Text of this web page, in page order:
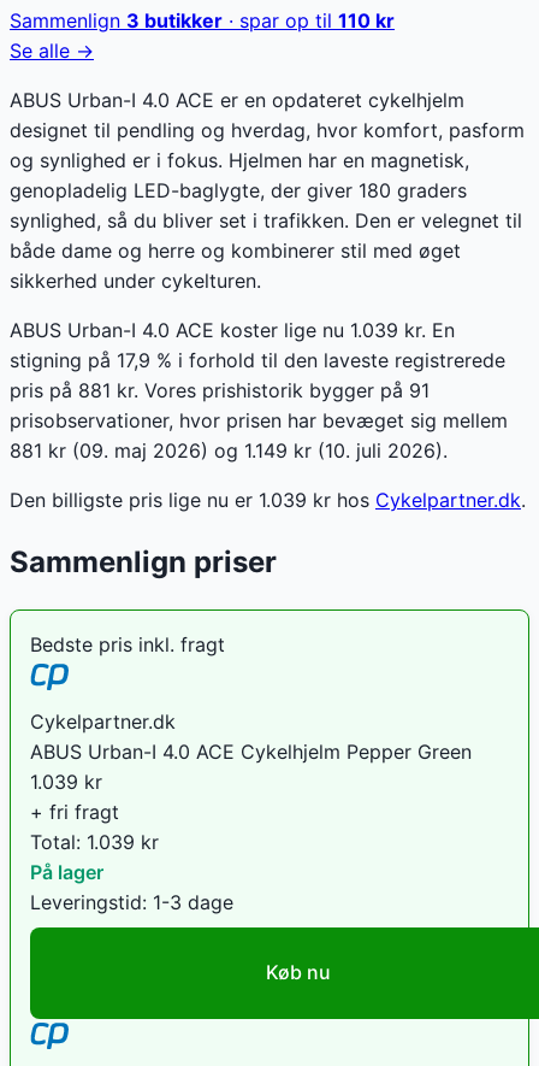
Sammenlign 3 butikker · spar op til 110 kr
Se alle →
ABUS Urban-I 4.0 ACE er en opdateret cykelhjelm
designet til pendling og hverdag, hvor komfort, pasform
og synlighed er i fokus. Hjelmen har en magnetisk,
genopladelig LED-baglygte, der giver 180 graders
synlighed, så du bliver set i trafikken. Den er velegnet til
både dame og herre og kombinerer stil med øget
sikkerhed under cykelturen.
ABUS Urban-I 4.0 ACE koster lige nu 1.039 kr. En
stigning på 17,9 % i forhold til den laveste registrerede
pris på 881 kr. Vores prishistorik bygger på 91
prisobservationer, hvor prisen har bevæget sig mellem
881 kr (09. maj 2026) og 1.149 kr (10. juli 2026).
Den billigste pris lige nu er 1.039 kr hos Cykelpartner.dk.
Sammenlign priser
Bedste pris inkl. fragt
Cykelpartner.dk
ABUS Urban-I 4.0 ACE Cykelhjelm Pepper Green
1.039 kr
+ fri fragt
Total: 1.039 kr
På lager
Leveringstid: 1-3 dage
Køb nu